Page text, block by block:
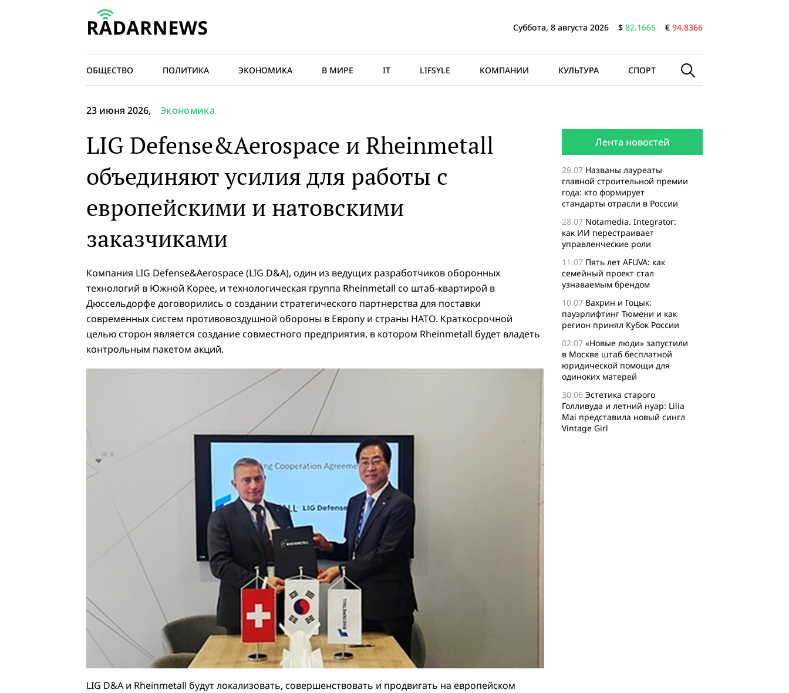
Суббота, 8 августа 2026 $ 82.1665 € 94.8366
ОБЩЕСТВО ПОЛИТИКА ЭКОНОМИКА В МИРЕ IT LIFSYLE КОМПАНИИ КУЛЬТУРА СПОРТ
23 июня 2026, Экономика
LIG Defense&Aerospace и Rheinmetall
объединяют усилия для работы с
европейскими и натовскими
заказчиками
Компания LIG Defense&Aerospace (LIG D&A), один из ведущих разработчиков оборонных
технологий в Южной Корее, и технологическая группа Rheinmetall со штаб-квартирой в
Дюссельдорфе договорились о создании стратегического партнерства для поставки
современных систем противовоздушной обороны в Европу и страны НАТО. Краткосрочной
целью сторон является создание совместного предприятия, в котором Rheinmetall будет владеть
контрольным пакетом акций.
LIG D&A и Rheinmetall будут локализовать, совершенствовать и продвигать на европейском
Лента новостей
29.07 Названы лауреаты
главной строительной премии
года: кто формирует
стандарты отрасли в России
28.07 Notamedia. Integrator:
как ИИ перестраивает
управленческие роли
11.07 Пять лет AFUVA: как
семейный проект стал
узнаваемым брендом
10.07 Вахрин и Гоцык:
пауэрлифтинг Тюмени и как
регион принял Кубок России
02.07 «Новые люди» запустили
в Москве штаб бесплатной
юридической помощи для
одиноких матерей
30.06 Эстетика старого
Голливуда и летний нуар: Lilia
Mai представила новый сингл
Vintage Girl